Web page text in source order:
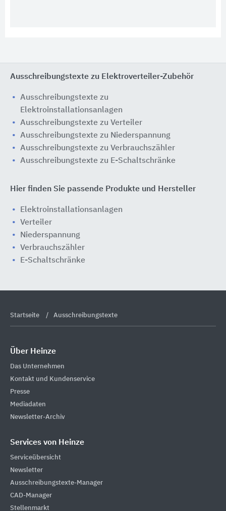
Ausschreibungstexte zu Elektroverteiler-Zubehör
Ausschreibungstexte zu
Elektroinstallationsanlagen
Ausschreibungstexte zu Verteiler
Ausschreibungstexte zu Niederspannung
Ausschreibungstexte zu Verbrauchszähler
Ausschreibungstexte zu E-Schaltschränke
Hier finden Sie passende Produkte und Hersteller
Elektroinstallationsanlagen
Verteiler
Niederspannung
Verbrauchszähler
E-Schaltschränke
Startseite Ausschreibungstexte
Über Heinze
Das Unternehmen
Kontakt und Kundenservice
Presse
Mediadaten
Newsletter-Archiv
Services von Heinze
Serviceübersicht
Newsletter
Ausschreibungstexte-Manager
CAD-Manager
Stellenmarkt